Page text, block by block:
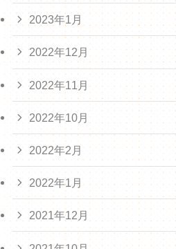
2023年1月
2022年12月
2022年11月
2022年10月
2022年2月
2022年1月
2021年12月